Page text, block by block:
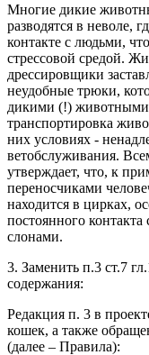
Многие дикие
разводятся в неволе,
контакте с людьми,
стрессовой средой.
дрессировщики
неудобные трюки,
дикими (!)
транспортировка
них условиях -
ветобслуживания.
утверждает, что, к
переносчиками
находится в цирках,
постоянного
слонами.
3. Заменить п.3 ст.7
содержания:
Редакция п. 3 в
кошек, а также
(далее – Правила):